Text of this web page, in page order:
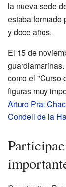
la nueva sede
estaba formado
y doce años.
El 15 de
como el "Curso
figuras muy
Arturo Prat
Condell de la